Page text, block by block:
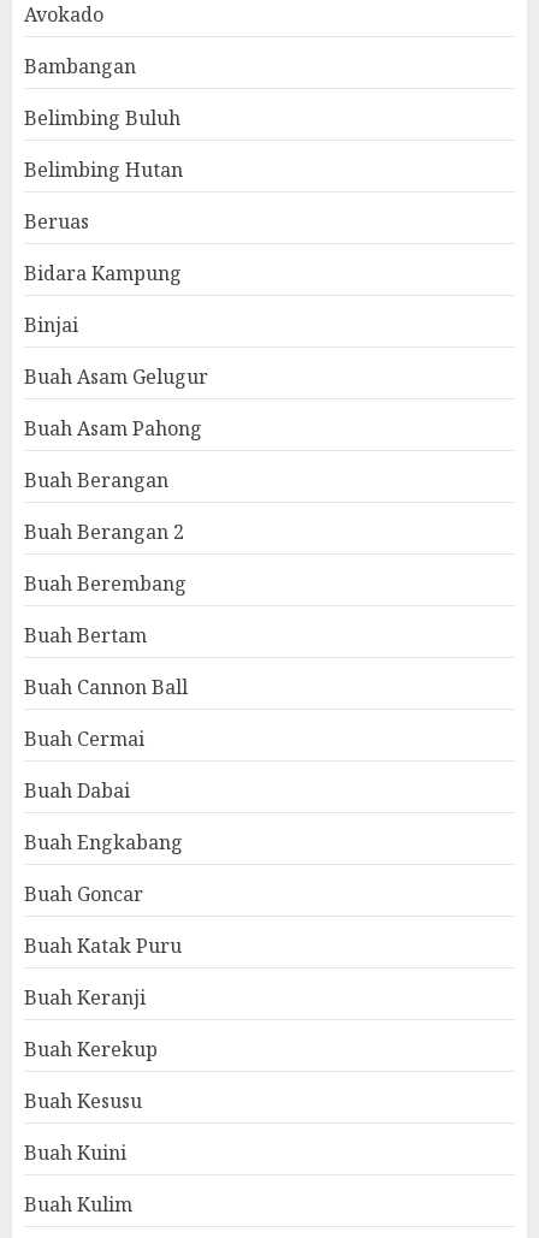
Avokado
Bambangan
Belimbing Buluh
Belimbing Hutan
Beruas
Bidara Kampung
Binjai
Buah Asam Gelugur
Buah Asam Pahong
Buah Berangan
Buah Berangan 2
Buah Berembang
Buah Bertam
Buah Cannon Ball
Buah Cermai
Buah Dabai
Buah Engkabang
Buah Goncar
Buah Katak Puru
Buah Keranji
Buah Kerekup
Buah Kesusu
Buah Kuini
Buah Kulim